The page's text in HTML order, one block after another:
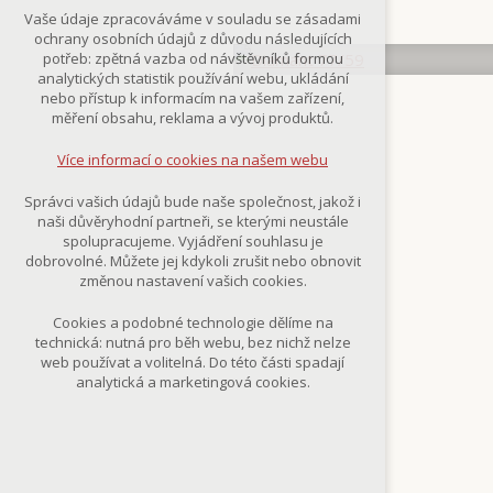
nutná pro provozování webu
udržení kontextu stránek (session):
případná přihlášení, volby jazyka, apod.
Volitelná cookies
analytická pro anonymizované
marketingová cookies
Více informací o cookies na našem webu
Odmítnout vše
Vaše údaje zpracováváme v souladu se zásadami
ochrany osobních údajů z důvodu následujících
potřeb: zpětná vazba od návštěvníků formou
analytických statistik používání webu, ukládání
nebo přístup k informacím na vašem zařízení,
měření obsahu, reklama a vývoj produktů.
Více informací o cookies na našem webu
Správci vašich údajů bude naše společnost, jakož i
naši důvěryhodní partneři, se kterými neustále
spolupracujeme. Vyjádření souhlasu je
dobrovolné. Můžete jej kdykoli zrušit nebo obnovit
změnou nastavení vašich cookies.
Cookies a podobné technologie dělíme na
technická: nutná pro běh webu, bez nichž nelze
web používat a volitelná. Do této části spadají
analytická a marketingová cookies.